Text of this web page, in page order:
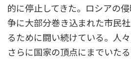
的に停止してきた。ロシアの
争に大部分巻き込まれた市民
るために闘い続けている。人
さらに国家の頂点にまでいた